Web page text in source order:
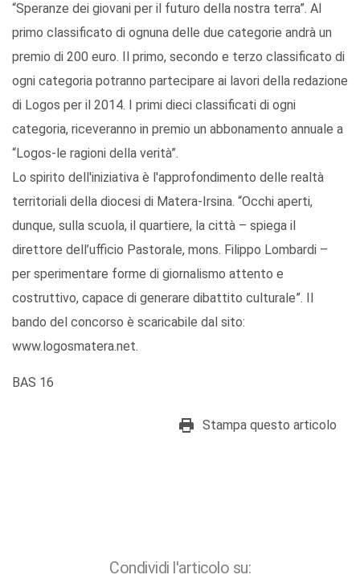
“Speranze dei giovani per il futuro della nostra terra”. Al
primo classificato di ognuna delle due categorie andrà un
premio di 200 euro. Il primo, secondo e terzo classificato di
ogni categoria potranno partecipare ai lavori della redazione
di Logos per il 2014. I primi dieci classificati di ogni
categoria, riceveranno in premio un abbonamento annuale a
“Logos-le ragioni della verità”.
Lo spirito dell'iniziativa è l'approfondimento delle realtà
territoriali della diocesi di Matera-Irsina. “Occhi aperti,
dunque, sulla scuola, il quartiere, la città – spiega il
direttore dell’ufficio Pastorale, mons. Filippo Lombardi –
per sperimentare forme di giornalismo attento e
costruttivo, capace di generare dibattito culturale”. Il
bando del concorso è scaricabile dal sito:
www.logosmatera.net.
BAS 16
Stampa questo articolo
Condividi l'articolo su: